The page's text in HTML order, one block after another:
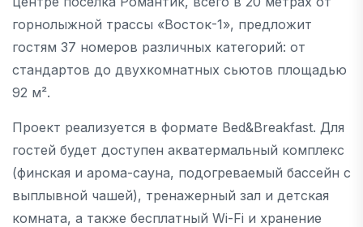
горнолыжной трассы «Восток-1», предложит
гостям 37 номеров различных категорий: от
стандартов до двухкомнатных сьютов площадью
92 м².
Проект реализуется в формате Bed&Breakfast. Для
гостей будет доступен акватермальный комплекс
(финская и арома-сауна, подогреваемый бассейн с
выплывной чашей), тренажерный зал и детская
комната, а также бесплатный Wi-Fi и хранение